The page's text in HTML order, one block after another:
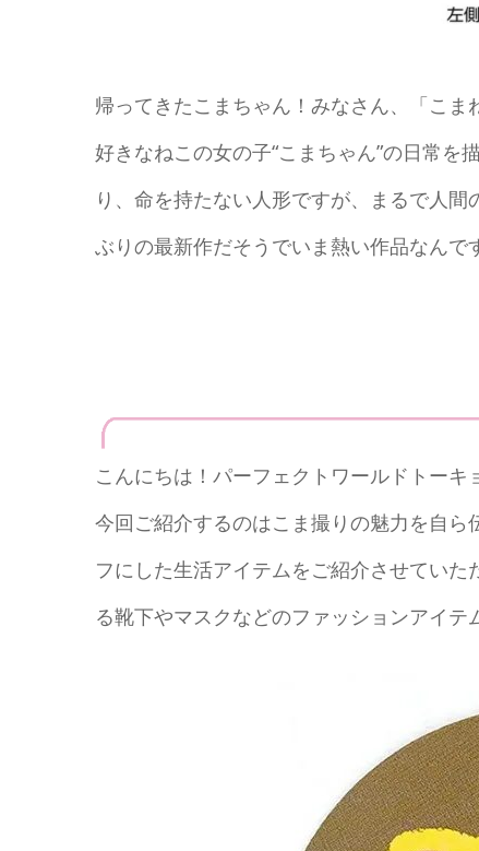
帰ってきたこまちゃん！みなさん、「こ
好きなねこの女の子“こまちゃん”の日常
り、命を持たない人形ですが、まるで人
ぶりの最新作だそうでいま熱い作品なんで
こんにちは！パーフェクトワールドトーキ
今回ご紹介するのはこま撮りの魅力を自
フにした生活アイテムをご紹介させてい
る靴下やマスクなどのファッションアイテ